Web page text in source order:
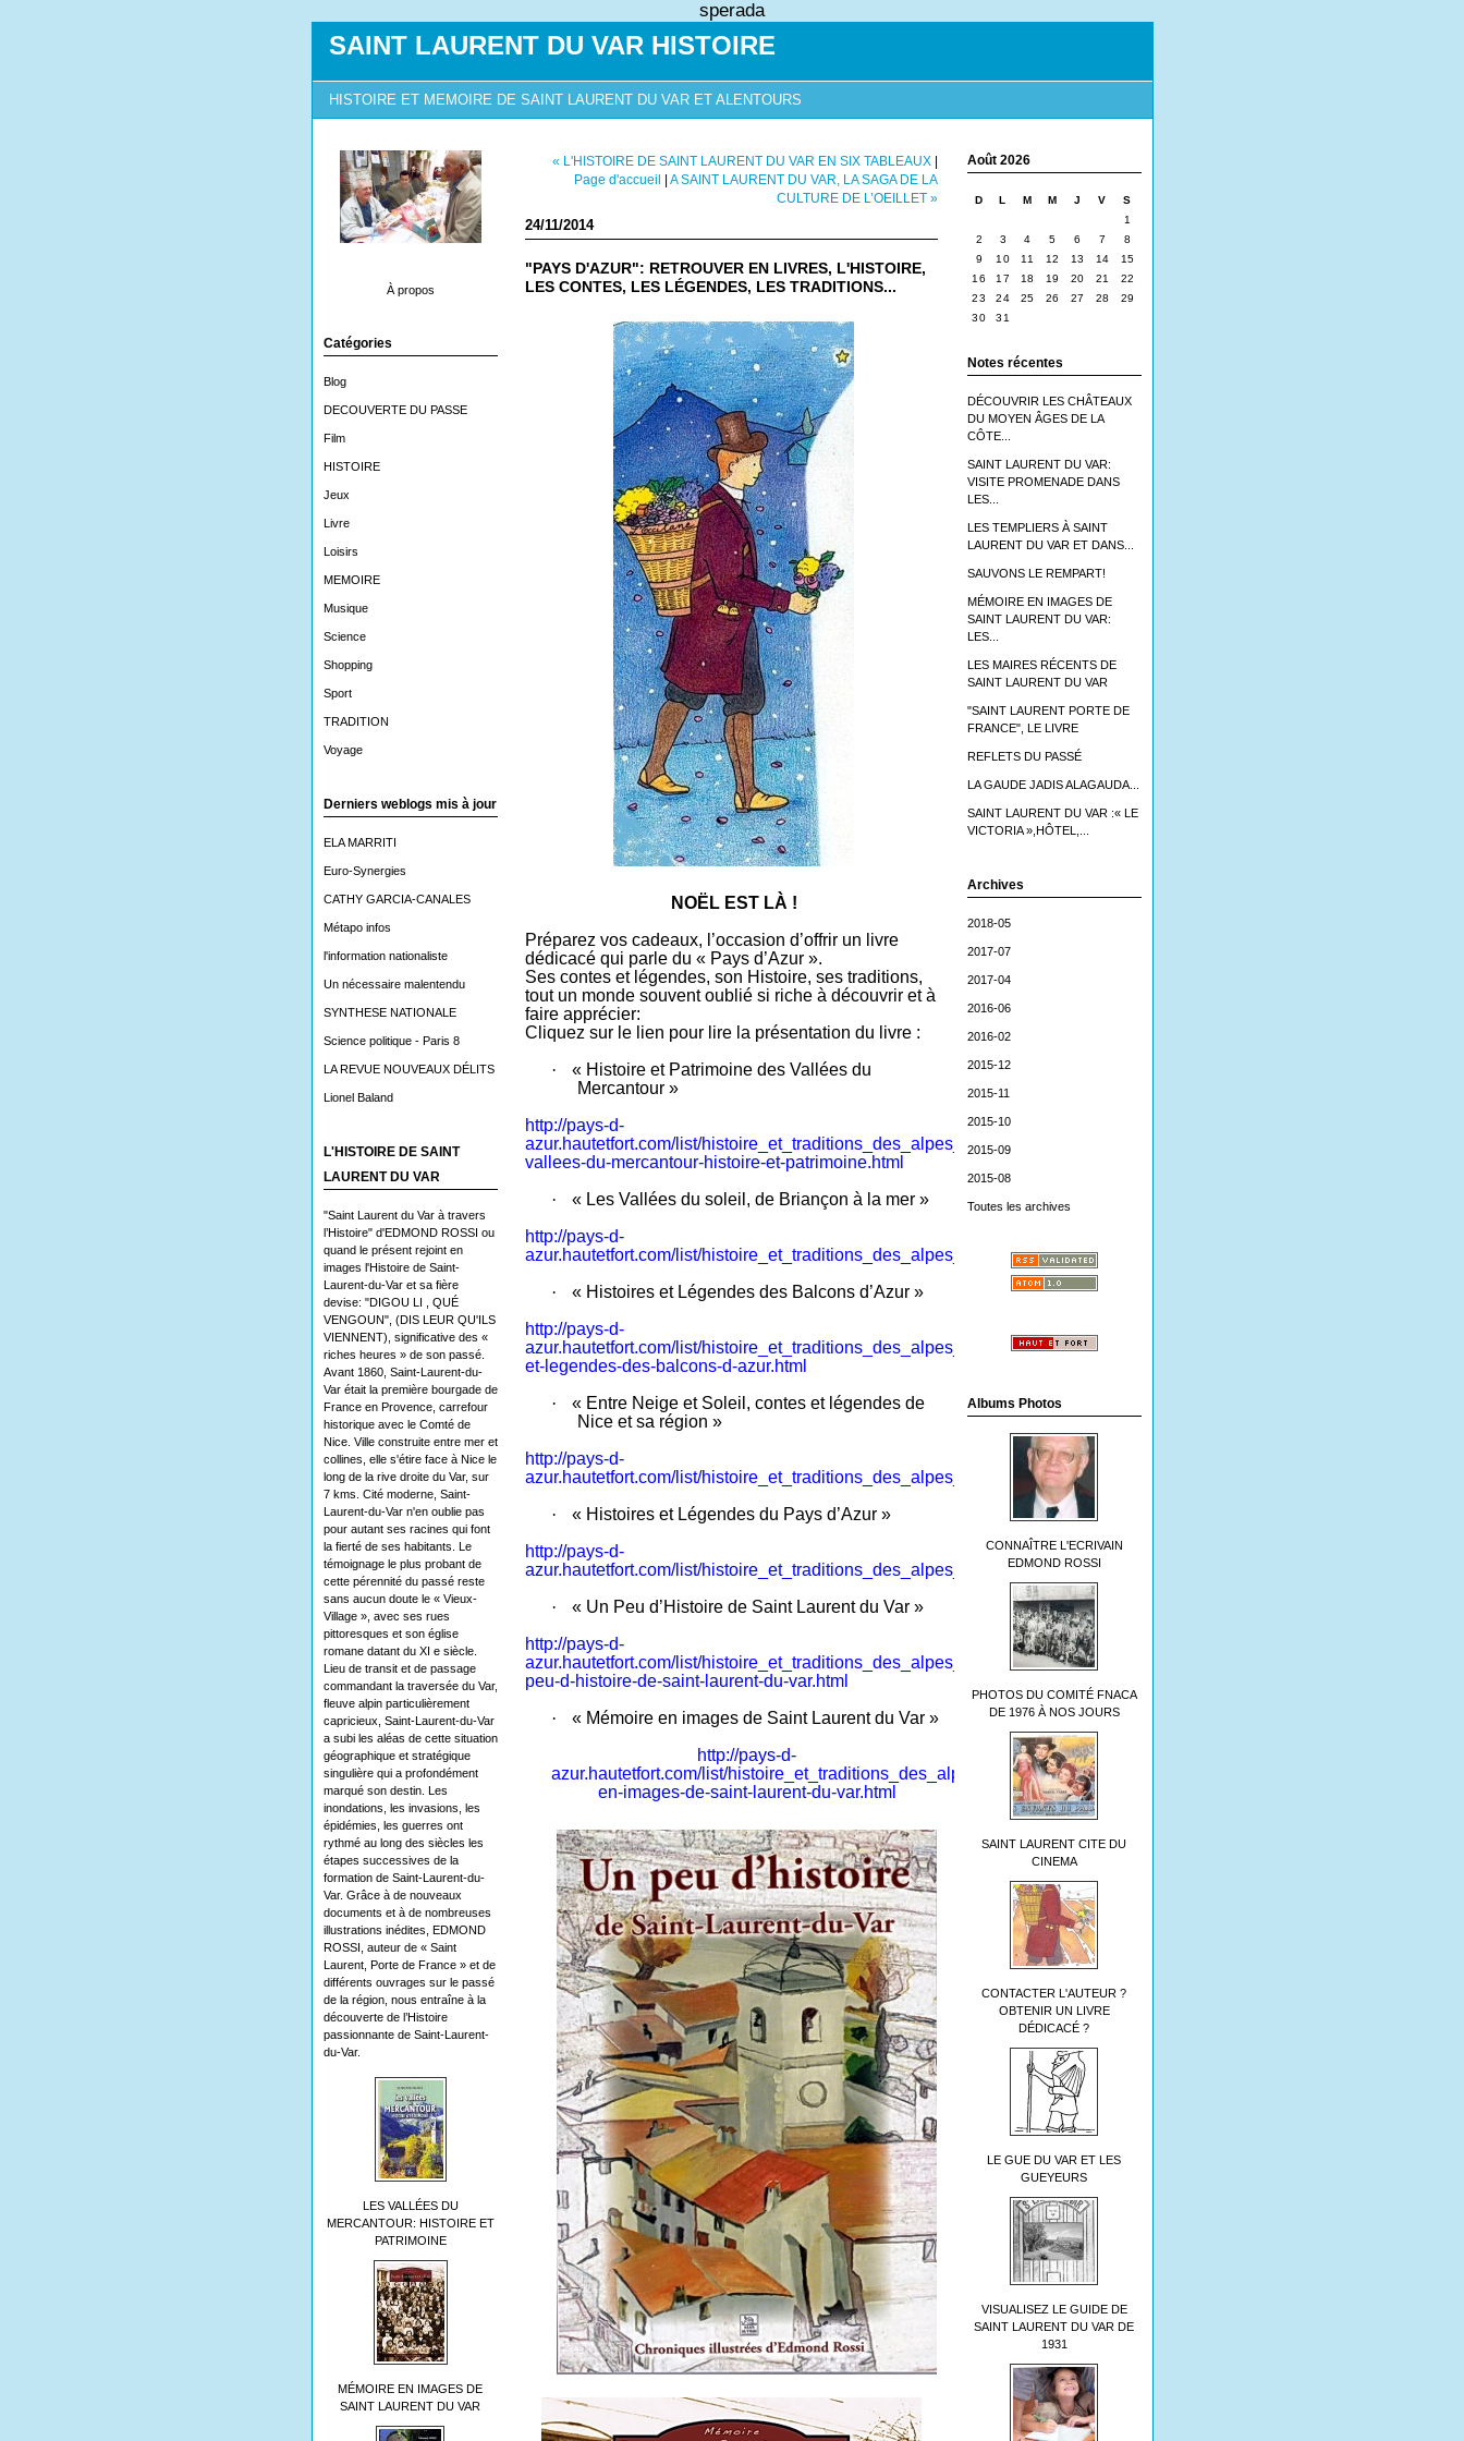
sperada
SAINT LAURENT DU VAR HISTOIRE
HISTOIRE ET MEMOIRE DE SAINT LAURENT DU VAR ET ALENTOURS
À propos
Catégories
Blog
DECOUVERTE DU PASSE
Film
HISTOIRE
Jeux
Livre
Loisirs
MEMOIRE
Musique
Science
Shopping
Sport
TRADITION
Voyage
Derniers weblogs mis à jour
ELA MARRITI
Euro-Synergies
CATHY GARCIA-CANALES
Métapo infos
l'information nationaliste
Un nécessaire malentendu
SYNTHESE NATIONALE
Science politique - Paris 8
LA REVUE NOUVEAUX DÉLITS
Lionel Baland
L'HISTOIRE DE SAINT
LAURENT DU VAR
"Saint Laurent du Var à travers
l’Histoire" d'EDMOND ROSSI ou
quand le présent rejoint en
images l'Histoire de Saint-
Laurent-du-Var et sa fière
devise: "DIGOU LI , QUÉ
VENGOUN", (DIS LEUR QU'ILS
VIENNENT), significative des «
riches heures » de son passé.
Avant 1860, Saint-Laurent-du-
Var était la première bourgade de
France en Provence, carrefour
historique avec le Comté de
Nice. Ville construite entre mer et
collines, elle s'étire face à Nice le
long de la rive droite du Var, sur
7 kms. Cité moderne, Saint-
Laurent-du-Var n'en oublie pas
pour autant ses racines qui font
la fierté de ses habitants. Le
témoignage le plus probant de
cette pérennité du passé reste
sans aucun doute le « Vieux-
Village », avec ses rues
pittoresques et son église
romane datant du XI e siècle.
Lieu de transit et de passage
commandant la traversée du Var,
fleuve alpin particulièrement
capricieux, Saint-Laurent-du-Var
a subi les aléas de cette situation
géographique et stratégique
singulière qui a profondément
marqué son destin. Les
inondations, les invasions, les
épidémies, les guerres ont
rythmé au long des siècles les
étapes successives de la
formation de Saint-Laurent-du-
Var. Grâce à de nouveaux
documents et à de nombreuses
illustrations inédites, EDMOND
ROSSI, auteur de « Saint
Laurent, Porte de France » et de
différents ouvrages sur le passé
de la région, nous entraîne à la
découverte de l’Histoire
passionnante de Saint-Laurent-
du-Var.
LES VALLÉES DU
MERCANTOUR: HISTOIRE ET
PATRIMOINE
MÉMOIRE EN IMAGES DE
SAINT LAURENT DU VAR
Août 2026
D L M M J V
S
1
2
3 4 5 6 7
8
9
10 11 12 13 14
15
16
17 18 19 20 21
22
23
24 25 26 27 28
29
30
31
Notes récentes
DÉCOUVRIR LES CHÂTEAUX
DU MOYEN ÂGES DE LA
CÔTE...
SAINT LAURENT DU VAR:
VISITE PROMENADE DANS
LES...
LES TEMPLIERS À SAINT
LAURENT DU VAR ET DANS...
SAUVONS LE REMPART!
MÉMOIRE EN IMAGES DE
SAINT LAURENT DU VAR:
LES...
LES MAIRES RÉCENTS DE
SAINT LAURENT DU VAR
"SAINT LAURENT PORTE DE
FRANCE", LE LIVRE
REFLETS DU PASSÉ
LA GAUDE JADIS ALAGAUDA...
SAINT LAURENT DU VAR :« LE
VICTORIA »,HÔTEL,...
Archives
2018-05
2017-07
2017-04
2016-06
2016-02
2015-12
2015-11
2015-10
2015-09
2015-08
Toutes les archives
Albums Photos
CONNAÎTRE L'ECRIVAIN
EDMOND ROSSI
PHOTOS DU COMITÉ FNACA
DE 1976 À NOS JOURS
SAINT LAURENT CITE DU
CINEMA
CONTACTER L'AUTEUR ?
OBTENIR UN LIVRE
DÉDICACÉ ?
LE GUE DU VAR ET LES
GUEYEURS
VISUALISEZ LE GUIDE DE
SAINT LAURENT DU VAR DE
1931
« L'HISTOIRE DE SAINT LAURENT DU VAR EN SIX TABLEAUX|
Page d'accueil | A SAINT LAURENT DU VAR, LA SAGA DE LA
CULTURE DE L’OEILLET »
24/11/2014
"PAYS D'AZUR": RETROUVER EN LIVRES, L'HISTOIRE,
LES CONTES, LES LÉGENDES, LES TRADITIONS...
NOËL EST LÀ !
Préparez vos cadeaux, l’occasion d’offrir un livre
dédicacé qui parle du « Pays d’Azur ».
Ses contes et légendes, son Histoire, ses traditions,
tout un monde souvent oublié si riche à découvrir et à
faire apprécier:
Cliquez sur le lien pour lire la présentation du livre :
·
« Histoire et Patrimoine des Vallées du
Mercantour »
http://pays-d-
azur.hautetfort.com/list/histoire_et_traditions_des_alpes_maritimes/les-
vallees-du-mercantour-histoire-et-patrimoine.html
·
« Les Vallées du soleil, de Briançon à la mer »
http://pays-d-
azur.hautetfort.com/list/histoire_et_traditions_des_alpes_maritimes/les_vallees_du_solei.html
·
« Histoires et Légendes des Balcons d’Azur »
http://pays-d-
azur.hautetfort.com/list/histoire_et_traditions_des_alpes_maritimes/histoires-
et-legendes-des-balcons-d-azur.html
·
« Entre Neige et Soleil, contes et légendes de
Nice et sa région »
http://pays-d-
azur.hautetfort.com/list/histoire_et_traditions_des_alpes_maritimes/histoire_de_loups_en.html
·
« Histoires et Légendes du Pays d’Azur »
http://pays-d-
azur.hautetfort.com/list/histoire_et_traditions_des_alpes_maritimes/histoires_et_legende.html
·
« Un Peu d’Histoire de Saint Laurent du Var »
http://pays-d-
azur.hautetfort.com/list/histoire_et_traditions_des_alpes_maritimes/un-
peu-d-histoire-de-saint-laurent-du-var.html
·
« Mémoire en images de Saint Laurent du Var »
http://pays-d-
azur.hautetfort.com/list/histoire_et_traditions_des_alpes_maritimes/memoire-
en-images-de-saint-laurent-du-var.html